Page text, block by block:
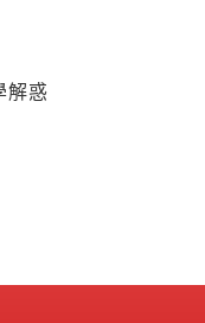
解惑